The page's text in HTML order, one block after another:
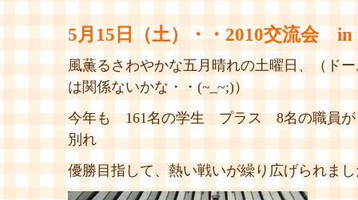
5月15日（土）・・2010交流会
風薫るさわやかな五月晴れの土曜日、（ド
は関係ないかな・・(~_~;)）
今年も 161名の学生 プラス 8名の職員が
別れ
優勝目指して、熱い戦いが繰り広げられま